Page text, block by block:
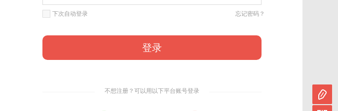
下次自动登录 忘记密码？
登录
不想注册？可以用以下平台账号登录